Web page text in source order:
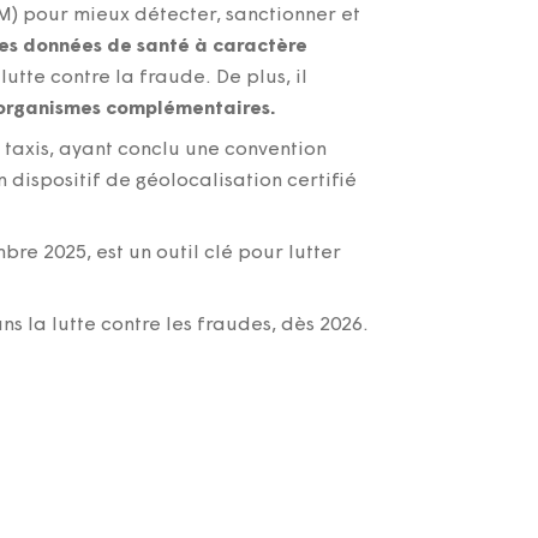
pour mieux détecter, sanctionner et
données de santé à caractère
contre la fraude. De plus, il
complémentaires.
ayant conclu une convention
dispositif de géolocalisation certifié
2025, est un outil clé pour lutter
la lutte contre les fraudes, dès 2026.